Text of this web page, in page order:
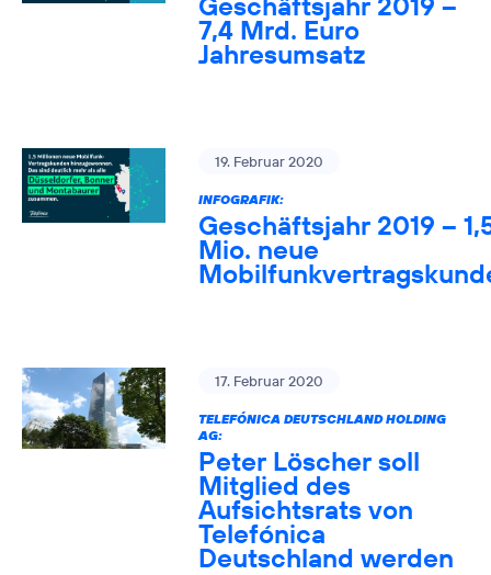
7,4 Mrd. Euro
Jahresumsatz
19. Februar 2020
INFOGRAFIK:
Geschäftsjahr 2019 –
Mio. neue
17. Februar 2020
TELEFÓNICA DEUTSCHLAND HOLDING
AG:
Peter Löscher soll
Mitglied des
Aufsichtsrats von
Telefónica
Deutschland werden